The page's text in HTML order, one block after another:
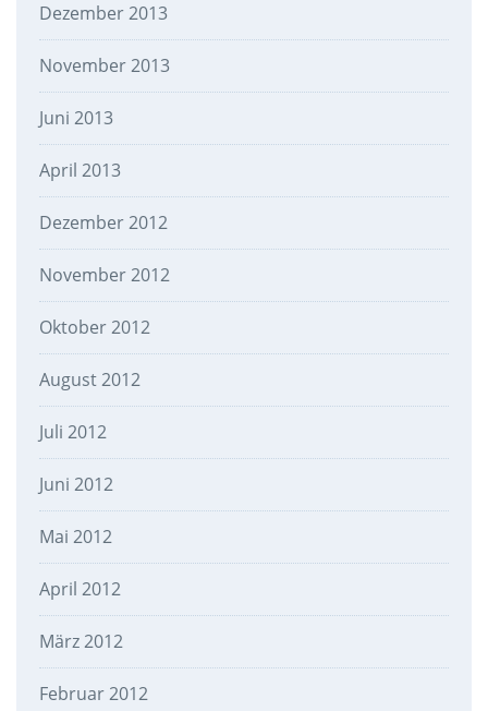
Dezember 2013
November 2013
Juni 2013
April 2013
Dezember 2012
November 2012
Oktober 2012
August 2012
Juli 2012
Juni 2012
Mai 2012
April 2012
März 2012
Februar 2012